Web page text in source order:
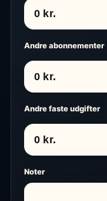
Andre abonnementer
Andre faste udgifter
Noter